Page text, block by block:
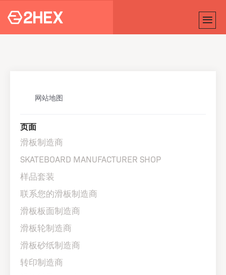
网站地图
页面
滑板制造商
SKATEBOARD MANUFACTURER SHOP
样品套装
联系您的滑板制造商
滑板板面制造商
滑板轮制造商
滑板砂纸制造商
转印制造商